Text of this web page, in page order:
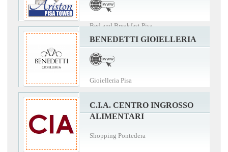
Bed and Breakfast Pisa
BENEDETTI GIOIELLERIA
Gioielleria Pisa
C.I.A. CENTRO INGROSSO
ALIMENTARI
Shopping Pontedera